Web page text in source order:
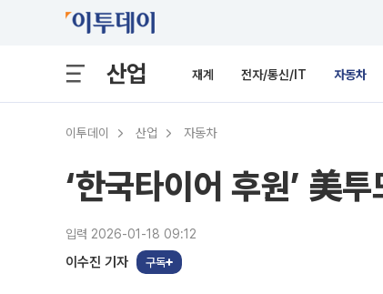
산업 재계 전자/통신/IT 자동차
이투데이 산업 자동차
‘한국타이어 후원’ 美
입력 2026-01-18 09:12
이수진 기자 구독